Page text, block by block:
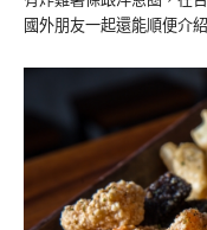
國外朋友一起還能順便介